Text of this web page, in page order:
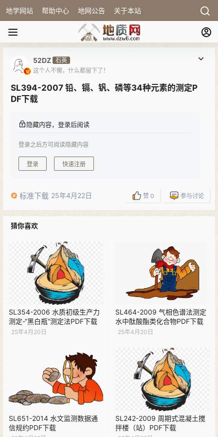
地学网站 帮助中心 地网公告 关于本站
52DZ 石英
这个人不懒，什么都留下了！
SL394-2007 铅、镉、钒、磷等34种元素的测定P
DF下载
隐藏内容，登录后阅读
登录之后方可阅读隐藏内容
登录 快速注册
标准下载 25年4月22日 赞 0 参与讨论
猜你喜欢
SL354-2006 水质初级生产力
测定-“黑白瓶”测定法PDF下载
25年4月20日
SL464-2009 气相色谱法测定
水中酞酸酯类化合物PDF下载
25年4月20日
SL651-2014 水文监测数据通
信规约PDF下载
SL242-2009 周期式混凝土搅
拌楼（站）PDF下载